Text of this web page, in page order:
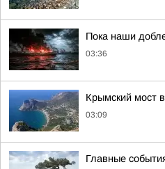
Пока наши
03:36
Крымский мост
03:09
Главные